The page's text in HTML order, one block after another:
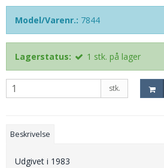
Model/Varenr.: 7844
Lagerstatus: 1 stk. på lager
stk.
Beskrivelse
Udgivet i 1983